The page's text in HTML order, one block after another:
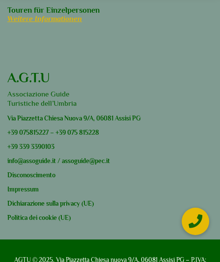
Touren für Einzelpersonen
Weitere Informationen
A.G.T.U
Associazione Guide
Turistiche dell’Umbria
Via Piazzetta Chiesa Nuova 9/A, 06081 Assisi PG
+39 075815227 – +39 075 815228
+39 339 3390103
info@assoguide.it / assoguide@pec.it
Disconoscimento
Impressum
Dichiarazione sulla privacy (UE)
Politica dei cookie (UE)
AGTU © 2025. Via Piazzetta Chiesa nuova 9/A, 06081 Assisi PG – P.IVA: